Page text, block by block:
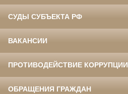
СУДЫ СУБЪЕКТА РФ
ВАКАНСИИ
ПРОТИВОДЕЙСТВИЕ КОРРУПЦИИ
ОБРАЩЕНИЯ ГРАЖДАН